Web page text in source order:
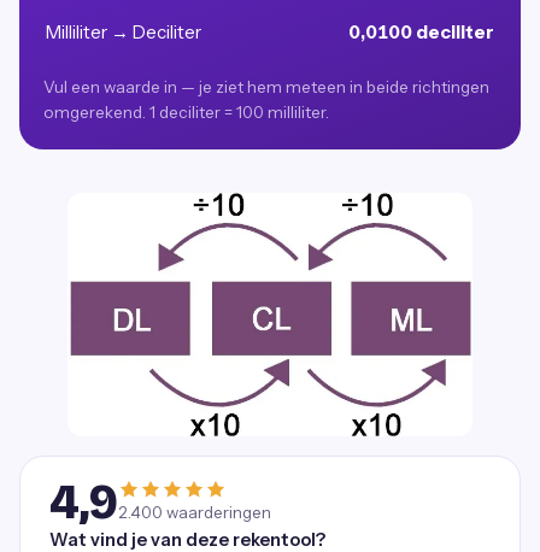
Milliliter → Deciliter 0,0100 deciliter
Vul een waarde in — je ziet hem meteen in beide richtingen
omgerekend. 1 deciliter = 100 milliliter.
4,92.400 waarderingen
Wat vind je van deze rekentool?